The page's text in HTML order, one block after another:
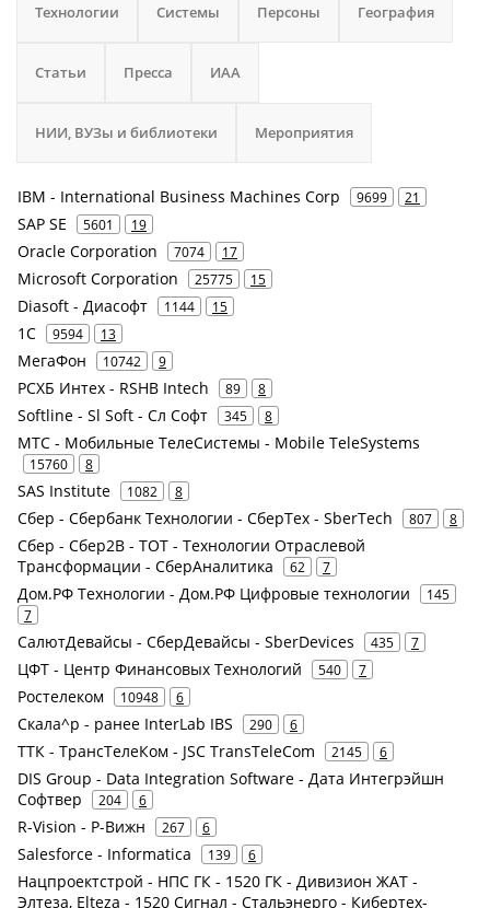
Технологии Системы Персоны География
Статьи Пресса ИАА
НИИ, ВУЗы и библиотеки Мероприятия
IBM - International Business Machines Corp 9699 21
SAP SE 5601 19
Oracle Corporation 7074 17
Microsoft Corporation 25775 15
Diasoft - Диасофт 1144 15
1С 9594 13
МегаФон 10742 9
РСХБ Интех - RSHB Intech 89 8
Softline - Sl Soft - Сл Софт 345 8
МТС - Мобильные ТелеСистемы - Mobile TeleSystems
15760 8
SAS Institute 1082 8
Сбер - Сбербанк Технологии - СберТех - SberTech 807 8
Сбер - Сбер2В - ТОТ - Технологии Отраслевой
Трансформации - СберАналитика
62 7
Дом.РФ Технологии - Дом.РФ Цифровые технологии
145
7
СалютДевайсы - СберДевайсы - SberDevices 435 7
ЦФТ - Центр Финансовых Технологий 540 7
Ростелеком 10948 6
Скала^р - ранее InterLab IBS 290 6
ТТК - ТрансТелеКом - JSC TransTeleCom 2145 6
DIS Group - Data Integration Software - Дата Интегрэйшн
Софтвер
204 6
R-Vision - Р-Вижн 267 6
Salesforce - Informatica 139 6
Нацпроектстрой - НПС ГК - 1520 ГК - Дивизион ЖАТ -
Элтеза, Elteza - 1520 Сигнал - Стальэнерго - Кибертех-